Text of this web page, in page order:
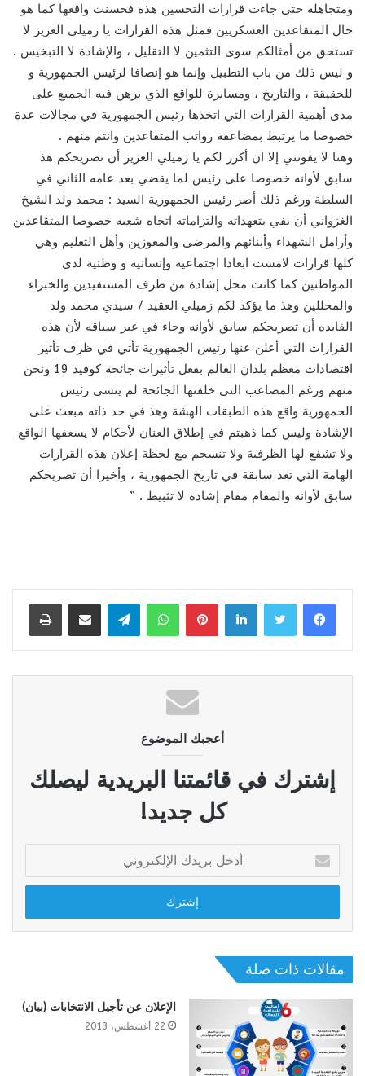
ومتجاهلة حتى جاءت قرارات التحسين هذه فحسنت واقعها كما هو
حال المتقاعدين العسكريين فمثل هذه القرارات يا زميلي العزيز لا
تستحق من أمثالكم سوى التثمين لا التقليل ، والإشادة لا التبخيس .
و ليس ذلك من باب التطبيل وإنما هو إنصافا لرئيس الجمهورية و
للحقيقة ، والتاريخ ، ومسايرة للواقع الذي برهن فيه الجميع على
مدى أهمية القرارات التي اتخذها رئيس الجمهورية في مجالات عدة
خصوصا ما يرتبط بمضاعفة رواتب المتقاعدين وانتم منهم .
وهنا لا يفوتني إلا ان أكرر لكم يا زميلي العزيز أن تصريحكم هذ
سابق لأوانه خصوصا على رئيس لما يقضي بعد عامه الثاني في
السلطة ورغم ذلك أصر رئيس الجمهورية السيد : محمد ولد الشيخ
الغزواني أن يفي بتعهداته والتزاماته اتجاه شعبه خصوصا المتقاعدين
وأرامل الشهداء وأبنائهم والمرضى والمعوزين وأهل التعليم وهي
كلها قرارات لامست ابعادا اجتماعية وإنسانية و وطنية لدى
المواطنين كما كانت محل إشادة من طرف المستفيدين والخبراء
والمحللين وهذ ما يؤكد لكم زميلي العقيد / سيدي محمد ولد
الفايده أن تصريحكم سابق لأوانه وجاء في غير سياقه لأن هذه
القرارات التي أعلن عنها رئيس الجمهورية تأتي في ظرف تأثير
اقتصادات معظم بلدان العالم بفعل تأثيرات جائحة كوفيد 19 ونحن
منهم ورغم المصاعب التي خلفتها الجائحة لم ينسى رئيس
الجمهورية واقع هذه الطبقات الهشة وهذ في حد ذاته مبعث على
الإشادة وليس كما ذهبتم في إطلاق العنان لأحكام لا يسعفها الواقع
ولا تشفع لها الظرفية ولا تنسجم مع لحظة إعلان هذه القرارات
الهامة التي تعد سابقة في تاريخ الجمهورية ، وأخيرا أن تصريحكم
سابق لأوانه والمقام مقام إشادة لا تثبيط . ”
لينكدإن بينتيريستواتساب تيلقرام مشاركة عبر البريد طباعة
أعجبك الموضوع
إشترك في قائمتنا البريدية ليصلك
كل جديد!
بريدك
الإلكتروني
مقالات ذات صلة
الإعلان عن تأجيل الانتخابات (بيان)
22 أغسطس، 2013